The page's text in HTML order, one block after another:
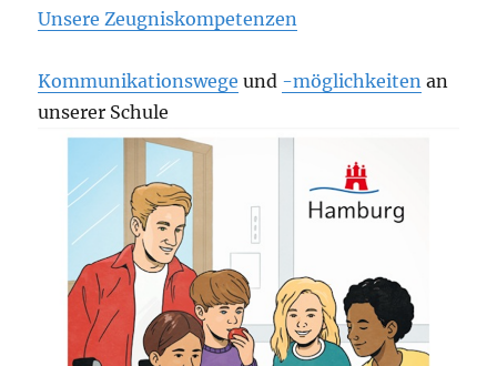
Unsere Zeugniskompetenzen
Kommunikationswege und -möglichkeiten an
unserer Schule